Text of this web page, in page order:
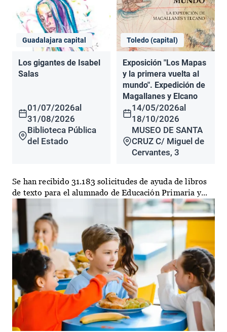
Guadalajara capital
Los gigantes de Isabel
Salas
01/07/2026al
31/08/2026
Biblioteca Pública
del Estado
Toledo (capital)
Exposición "Los Mapas
y la primera vuelta al
mundo". Expedición de
Magallanes y Elcano
14/05/2026al
18/10/2026
MUSEO DE SANTA
CRUZ C/ Miguel de
Cervantes, 3
Se han recibido 31.183 solicitudes de ayuda de libros
de texto para el alumnado de Educación Primaria y...